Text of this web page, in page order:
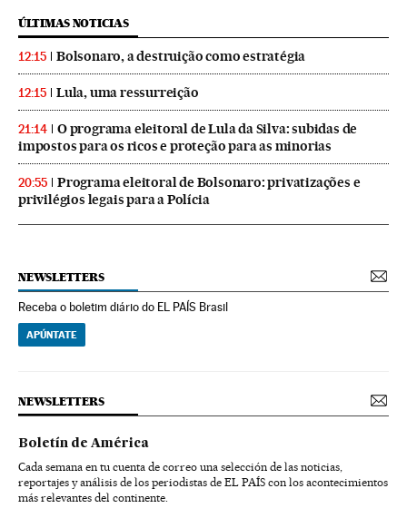
ÚLTIMAS NOTICIAS
12:15 Bolsonaro, a destruição como estratégia
12:15 Lula, uma ressurreição
21:14
O programa eleitoral de Lula da Silva: subidas de
impostos para os ricos e proteção para as minorias
20:55
Programa eleitoral de Bolsonaro: privatizações e
privilégios legais para a Polícia
NEWSLETTERS
Receba o boletim diário do EL PAÍS Brasil
APÚNTATE
NEWSLETTERS
Boletín de América
Cada semana en tu cuenta de correo una selección de las noticias,
reportajes y análisis de los periodistas de EL PAÍS con los acontecimientos
más relevantes del continente.